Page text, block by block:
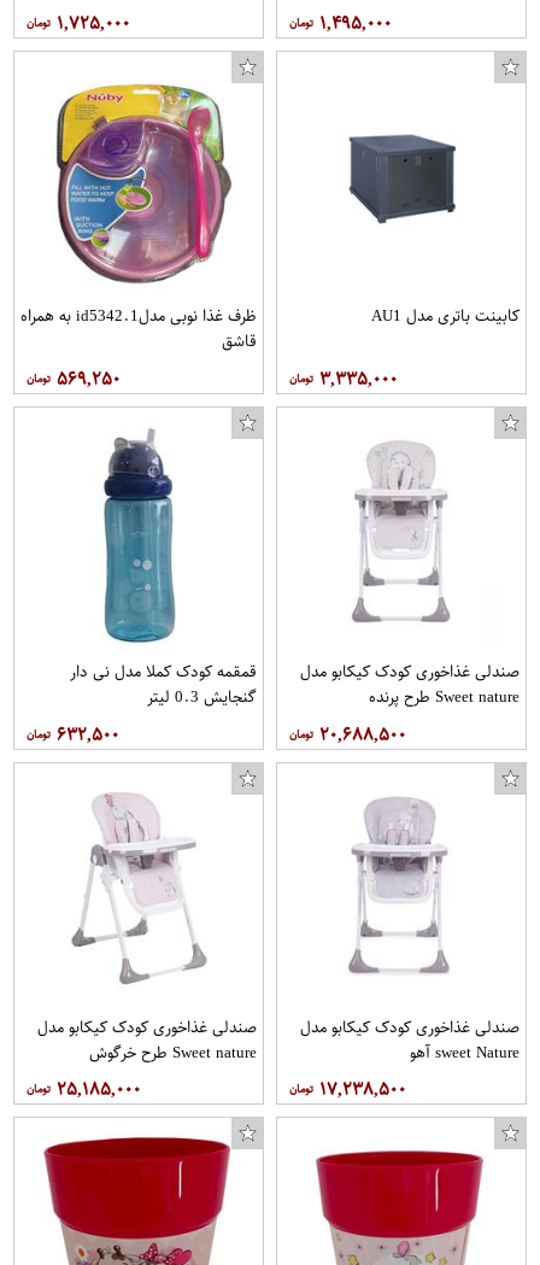
۱,۴۹۵,۰۰۰ ۱,۷۲۵,۰۰۰
کابینت باتری مدل AU1
۳,۳۳۵,۰۰۰
ظرف غذا نوبی مدلid5342.1 به همراه
قاشق
۵۶۹,۲۵۰
صندلی غذاخوری کودک کیکابو مدل
Sweet nature طرح پرنده
۲۰,۶۸۸,۵۰۰
قمقمه کودک کملا مدل نی دار
گنجایش 0.3 لیتر
۶۳۲,۵۰۰
صندلی غذاخوری کودک کیکابو مدل
sweet Nature آهو
۱۷,۲۳۸,۵۰۰
صندلی غذاخوری کودک کیکابو مدل
Sweet nature طرح خرگوش
۲۵,۱۸۵,۰۰۰